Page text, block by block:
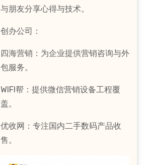
与朋友分享心得与技术。
创办公司：
四海营销：为企业提供营销咨询与外
包服务。
WIFI帮：提供微信营销设备工程覆
盖。
优收网：专注国内二手数码产品收
售。